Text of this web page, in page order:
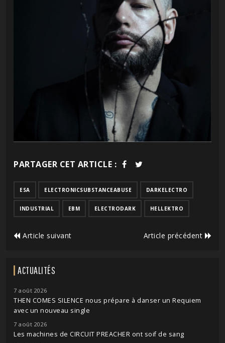
PARTAGER CET ARTICLE :
ESA ELECTRONICSUBSTANCEABUSE DARKELECTRO
INDUSTRIAL EBM ELECTRODARK HELLEKTRO
Article suivant Article précédent
ACTUALITÉS
7 août 2026
THEN COMES SILENCE nous prépare à danser un Requiem
avec un nouveau single
7 août 2026
Les machines de CIRCUIT PREACHER ont soif de sang